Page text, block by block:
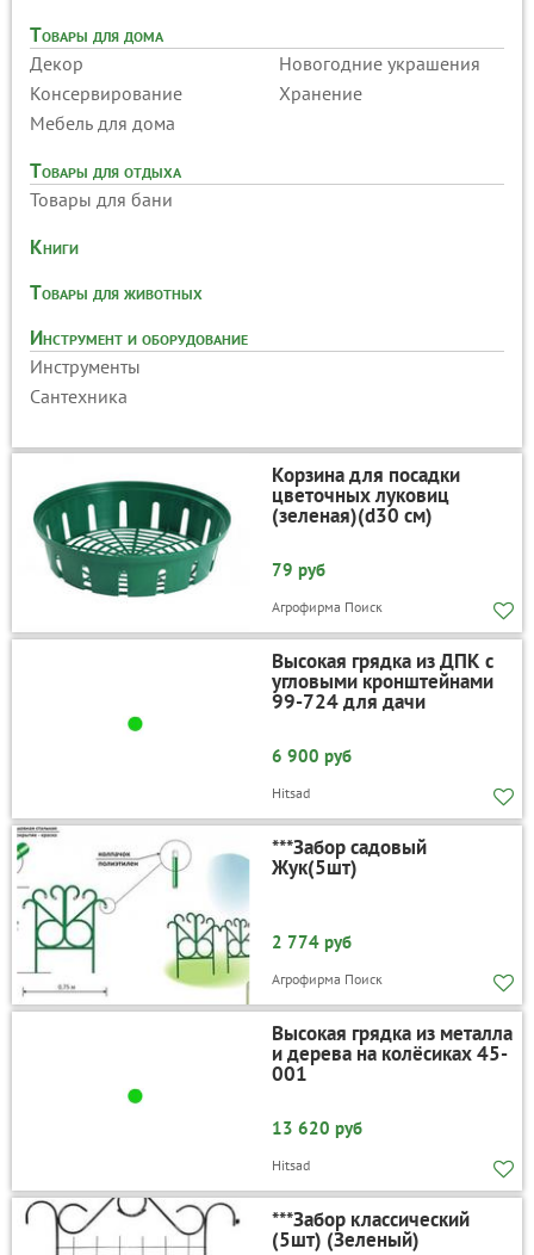
Товары для дома
Декор
Консервирование
Мебель для дома
Новогодние украшения
Хранение
Товары для отдыха
Товары для бани
Книги
Товары для животных
Инструмент и оборудование
Инструменты
Сантехника
Корзина для посадки
цветочных луковиц
(зеленая)(d30 см)
79 руб
Агрофирма Поиск
Высокая грядка из ДПК с
угловыми кронштейнами
99-724 для дачи
6 900 руб
Hitsad
***Забор садовый
Жук(5шт)
2 774 руб
Агрофирма Поиск
Высокая грядка из металла
и дерева на колёсиках 45-
001
13 620 руб
Hitsad
***Забор классический
(5шт) (Зеленый)